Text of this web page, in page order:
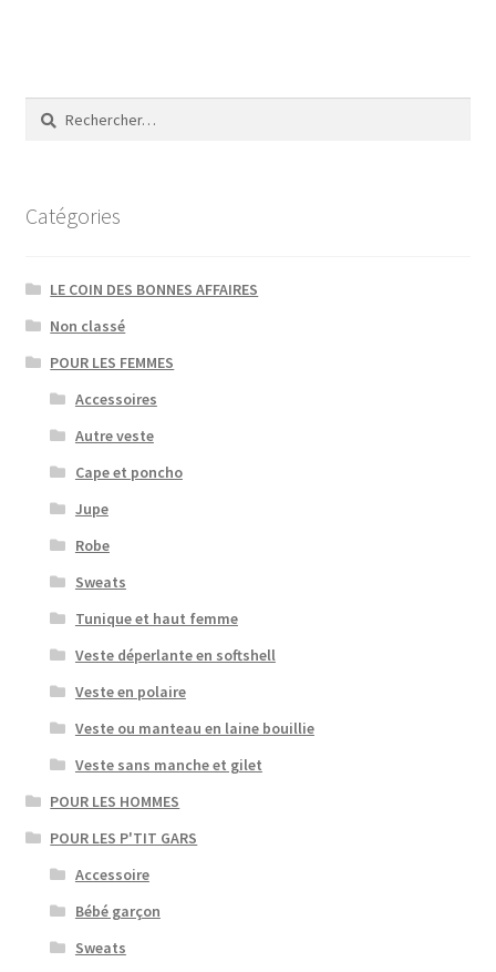
options
Rechercher :
Catégories
LE COIN DES BONNES AFFAIRES
Non classé
POUR LES FEMMES
Accessoires
Autre veste
Cape et poncho
Jupe
Robe
Sweats
Tunique et haut femme
Veste déperlante en softshell
Veste en polaire
Veste ou manteau en laine bouillie
Veste sans manche et gilet
POUR LES HOMMES
POUR LES P'TIT GARS
Accessoire
Bébé garçon
Sweats